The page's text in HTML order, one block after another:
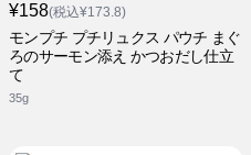
¥158(税込¥173.8)
モンプチ プチリュクス パウチ まぐ
ろのサーモン添え かつおだし仕立
て
35g